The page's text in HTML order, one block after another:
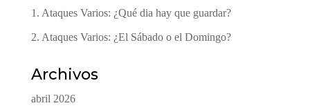
1. Ataques Varios: ¿Qué dia hay que guardar?
2. Ataques Varios: ¿El Sábado o el Domingo?
Archivos
abril 2026